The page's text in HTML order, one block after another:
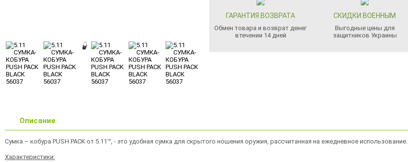
ГАРАНТИЯ ВОЗВРАТА
Обмен товара и возврат денег
втечении 14 дней
СКИДКИ ВОЕННЫМ
Выгодные цены для
защитников Украины
Описание
Сумка – кобура PUSH PACK от 5.11™, - это удобная сумка для скрытого ношения оружия, рассчитанная на ежедневное использование.
Характеристики: